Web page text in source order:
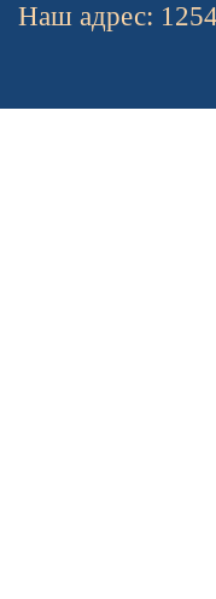
Наш адрес: